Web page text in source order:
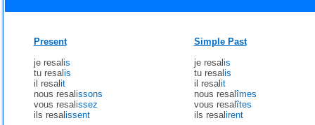
Present
je resalis
tu resalis
il resalit
nous resalissons
vous resalissez
ils resalissent
Simple Past
je resalis
tu resalis
il resalit
nous resalîmes
vous resalîtes
ils resalirent